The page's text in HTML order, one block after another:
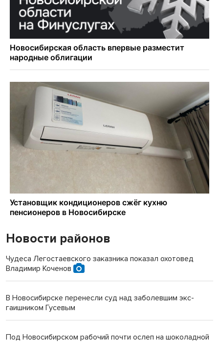
Новости районов
Чудеса Легостаевского заказника показал охотовед
Владимир Коченов
В Новосибирске перенесли суд над заболевшим экс-
гаишником Гусевым
Под Новосибирском рабочий почти ослеп на шоколадной